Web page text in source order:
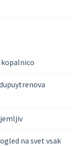
na svet vsak